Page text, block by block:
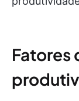
Fatores